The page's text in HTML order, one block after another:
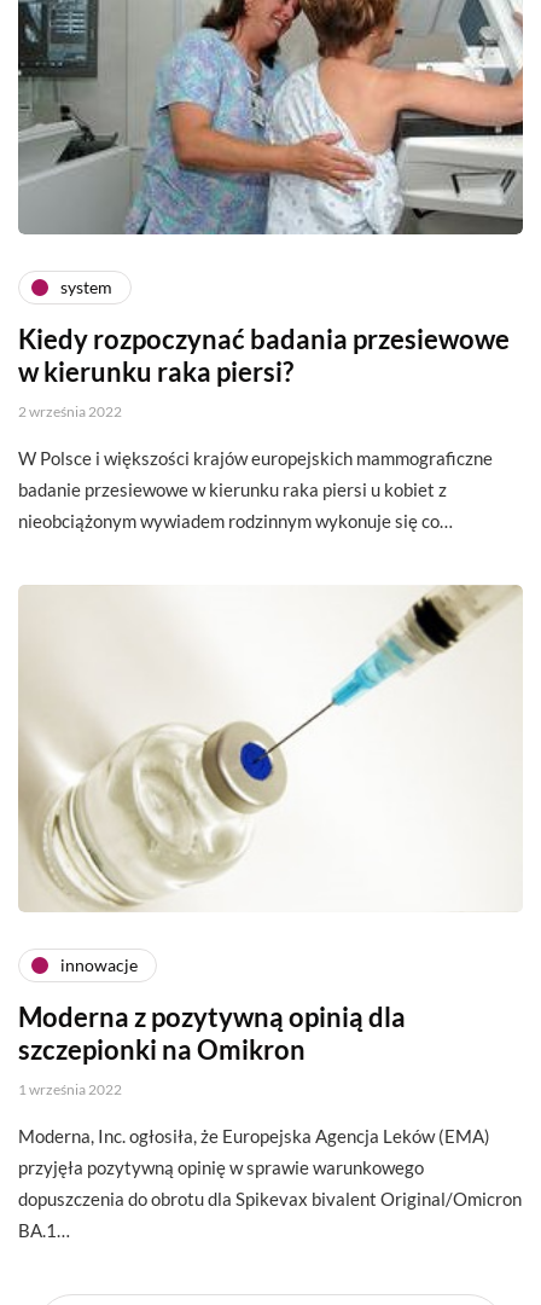
system
Kiedy rozpoczynać badania przesiewowe
w kierunku raka piersi?
2 września 2022
W Polsce i większości krajów europejskich mammograficzne
badanie przesiewowe w kierunku raka piersi u kobiet z
nieobciążonym wywiadem rodzinnym wykonuje się co…
innowacje
Moderna z pozytywną opinią dla
szczepionki na Omikron
1 września 2022
Moderna, Inc. ogłosiła, że Europejska Agencja Leków (EMA)
przyjęła pozytywną opinię w sprawie warunkowego
dopuszczenia do obrotu dla Spikevax bivalent Original/Omicron
BA.1…